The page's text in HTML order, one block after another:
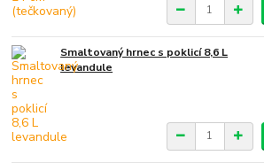
Smaltovaný hrnec s poklicí 8,6 L
levandule